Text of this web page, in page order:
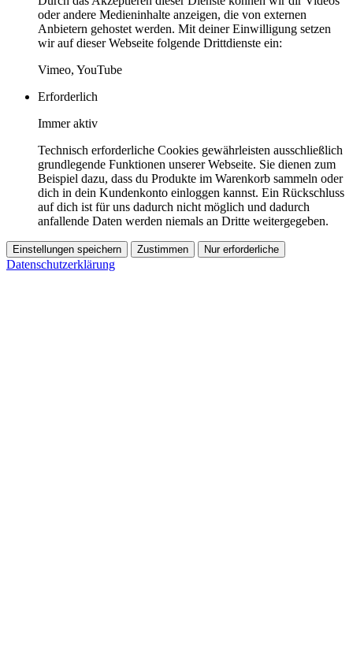
oder andere Medieninhalte anzeigen, die von externen
Anbietern gehostet werden. Mit deiner Einwilligung setzen
wir auf dieser Webseite folgende Drittdienste ein:
Vimeo, YouTube
Erforderlich
Immer aktiv
Technisch erforderliche Cookies gewährleisten ausschließlich
grundlegende Funktionen unserer Webseite. Sie dienen zum
Beispiel dazu, dass du Produkte im Warenkorb sammeln oder
dich in dein Kundenkonto einloggen kannst. Ein Rückschluss
auf dich ist für uns dadurch nicht möglich und dadurch
anfallende Daten werden niemals an Dritte weitergegeben.
Einstellungen speichern Zustimmen Nur erforderliche
Datenschutzerklärung